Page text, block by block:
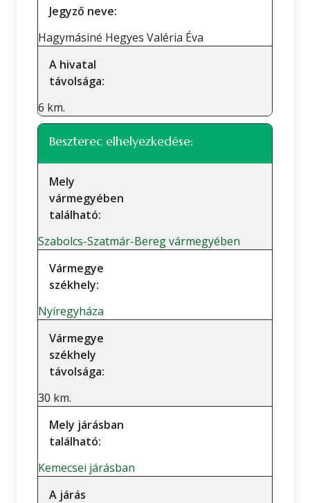
Jegyző neve:
Hagymásiné Hegyes Valéria Éva
A hivatal
távolsága:
6 km.
Beszterec elhelyezkedése:
Mely
vármegyében
található:
Szabolcs-Szatmár-Bereg vármegyében
Vármegye
székhely:
Nyíregyháza
Vármegye
székhely
távolsága:
30 km.
Mely járásban
található:
Kemecsei járásban
A járás